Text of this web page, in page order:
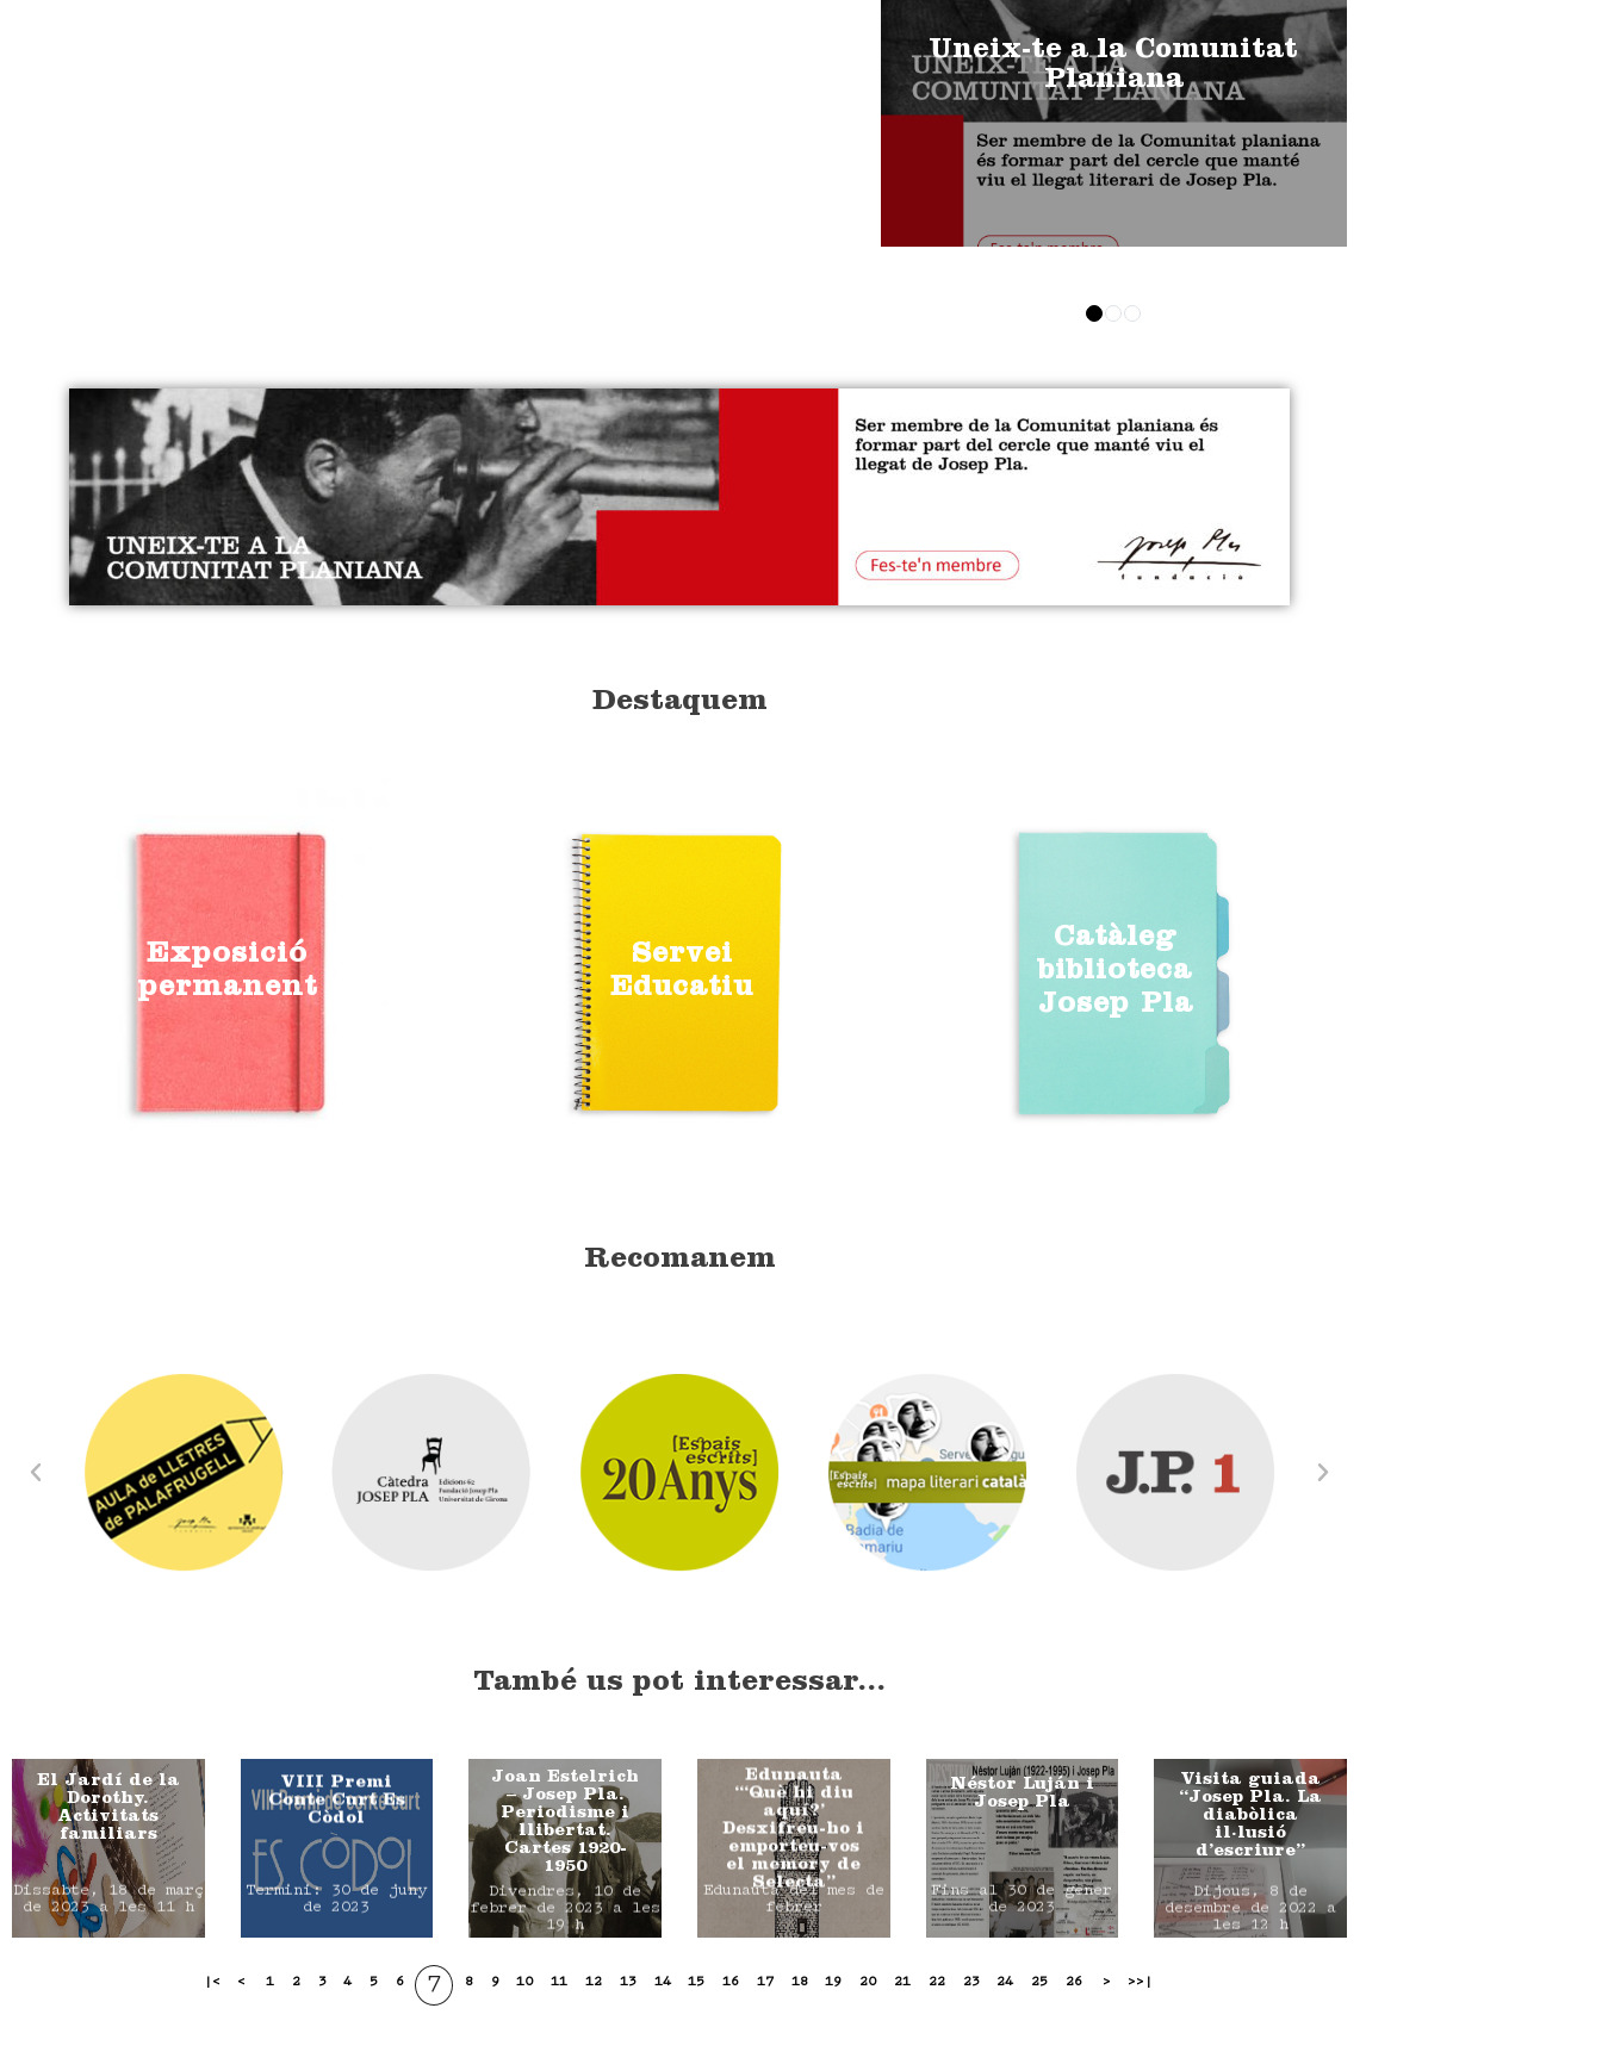
Uneix-te a la Comunitat
Planiana
Destaquem
Exposició
permanent
Servei
Educatiu
Catàleg
biblioteca
Josep Pla
Recomanem
També us pot interessar...
El Jardí de la
Dorothy.
Activitats
familiars
Dissabte, 18 de març
de 2023 a les 11 h
VIII Premi
Conte Curt Es
Còdol
Termini: 30 de juny
de 2023
Joan Estelrich
– Josep Pla.
Periodisme i
llibertat.
Cartes 1920-
1950
Divendres, 10 de
febrer de 2023 a les
19 h
Edunauta
“‘Què hi diu
aquí?’
Desxifreu-ho i
emporteu-vos
el memory de
Selecta”
Edunauta del mes de
febrer
Néstor Luján i
Josep Pla
Fins al 30 de gener
de 2023
Visita guiada
“Josep Pla. La
diabòlica
il·lusió
d’escriure”
Dijous, 8 de
desembre de 2022 a
les 12 h
|< < 1 2 3 4 5 6 7 8 9 10 11 12 13 14 15 16 17 18 19 20 21 22 23 24 25 26 > >>|